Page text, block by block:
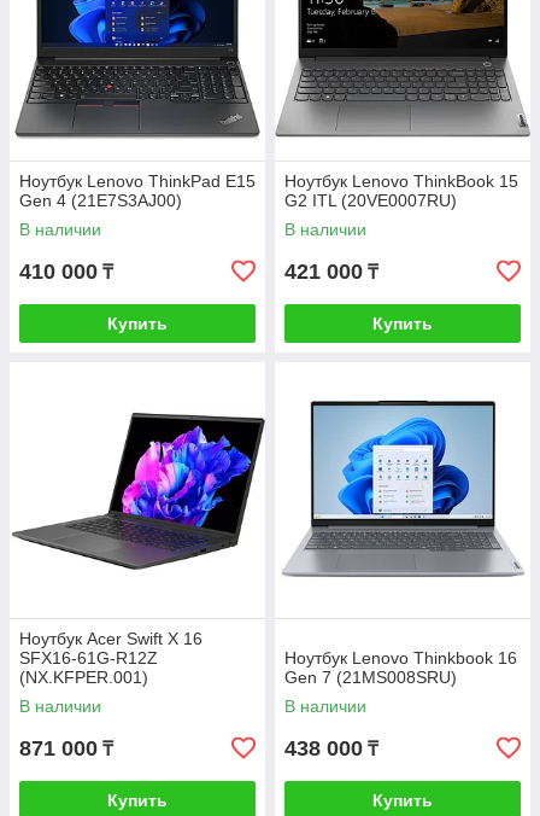
Ноутбук Lenovo ThinkPad E15
Gen 4 (21E7S3AJ00)
В наличии
410 000 ₸
Купить
Ноутбук Lenovo ThinkBook 15
G2 ITL (20VE0007RU)
В наличии
421 000 ₸
Купить
Ноутбук Acer Swift X 16
SFX16-61G-R12Z
(NX.KFPER.001)
В наличии
871 000 ₸
Купить
Ноутбук Lenovo Thinkbook 16
Gen 7 (21MS008SRU)
В наличии
438 000 ₸
Купить